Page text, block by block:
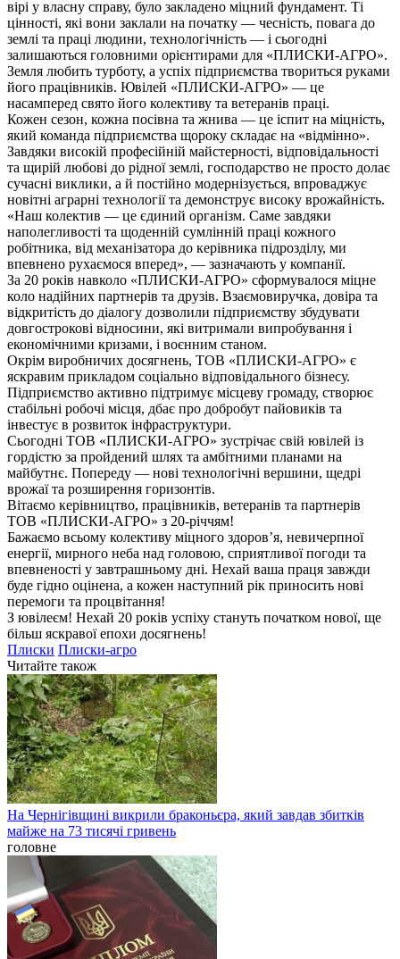
вірі у власну справу, було закладено міцний фундамент. Ті
цінності, які вони заклали на початку — чесність, повага до
землі та праці людини, технологічність — і сьогодні
залишаються головними орієнтирами для «ПЛИСКИ-АГРО».
Земля любить турботу, а успіх підприємства твориться руками
його працівників. Ювілей «ПЛИСКИ-АГРО» — це
насамперед свято його колективу та ветеранів праці.
Кожен сезон, кожна посівна та жнива — це іспит на міцність,
який команда підприємства щороку складає на «відмінно».
Завдяки високій професійній майстерності, відповідальності
та щирій любові до рідної землі, господарство не просто долає
сучасні виклики, а й постійно модернізується, впроваджує
новітні аграрні технології та демонструє високу врожайність.
«Наш колектив — це єдиний організм. Саме завдяки
наполегливості та щоденній сумлінній праці кожного
робітника, від механізатора до керівника підрозділу, ми
впевнено рухаємося вперед», — зазначають у компанії.
За 20 років навколо «ПЛИСКИ-АГРО» сформувалося міцне
коло надійних партнерів та друзів. Взаємовиручка, довіра та
відкритість до діалогу дозволили підприємству збудувати
довгострокові відносини, які витримали випробування і
економічними кризами, і воєнним станом.
Окрім виробничих досягнень, ТОВ «ПЛИСКИ-АГРО» є
яскравим прикладом соціально відповідального бізнесу.
Підприємство активно підтримує місцеву громаду, створює
стабільні робочі місця, дбає про добробут пайовиків та
інвестує в розвиток інфраструктури.
Сьогодні ТОВ «ПЛИСКИ-АГРО» зустрічає свій ювілей із
гордістю за пройдений шлях та амбітними планами на
майбутнє. Попереду — нові технологічні вершини, щедрі
врожаї та розширення горизонтів.
Вітаємо керівництво, працівників, ветеранів та партнерів
ТОВ «ПЛИСКИ-АГРО» з 20-річчям!
Бажаємо всьому колективу міцного здоров’я, невичерпної
енергії, мирного неба над головою, сприятливої погоди та
впевненості у завтрашньому дні. Нехай ваша праця завжди
буде гідно оцінена, а кожен наступний рік приносить нові
перемоги та процвітання!
З ювілеєм! Нехай 20 років успіху стануть початком нової, ще
більш яскравої епохи досягнень!
Плиски Плиски-агро
Читайте також
На Чернігівщині викрили браконьєра, який завдав збитків
майже на 73 тисячі гривень
головне